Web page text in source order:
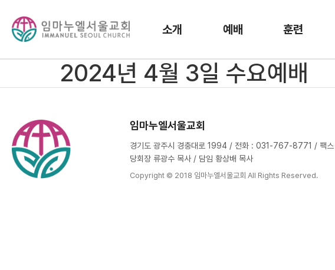
소개 예배 훈련
2024년 4월 3일 수요예배
임마누엘서울교회
경기도 광주시 경충대로 1994 / 전화 : 031-767-8771 / 팩
당회장 류광수 목사 / 담임 황상배 목사
Copyright © 2018 임마누엘서울교회 All Rights Reserved.